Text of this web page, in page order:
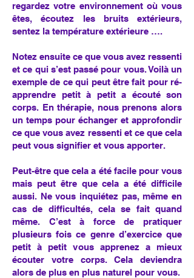
regardez votre environnement où vous
êtes, écoutez les bruits extérieurs,
sentez la température extérieure ….
Notez ensuite ce que vous avez ressenti
et ce qui s’est passé pour vous. Voilà un
exemple de ce qui peut être fait pour ré-
apprendre petit à petit a écouté son
corps. En thérapie, nous prenons alors
un temps pour échanger et approfondir
ce que vous avez ressenti et ce que cela
peut vous signifier et vous apporter.
Peut-être que cela a été facile pour vous
mais peut être que cela a été difficile
aussi. Ne vous inquiétez pas, même en
cas de difficultés, cela se fait quand
même. C’est à force de pratiquer
plusieurs fois ce genre d’exercice que
petit à petit vous apprenez a mieux
écouter votre corps. Cela deviendra
alors de plus en plus naturel pour vous.